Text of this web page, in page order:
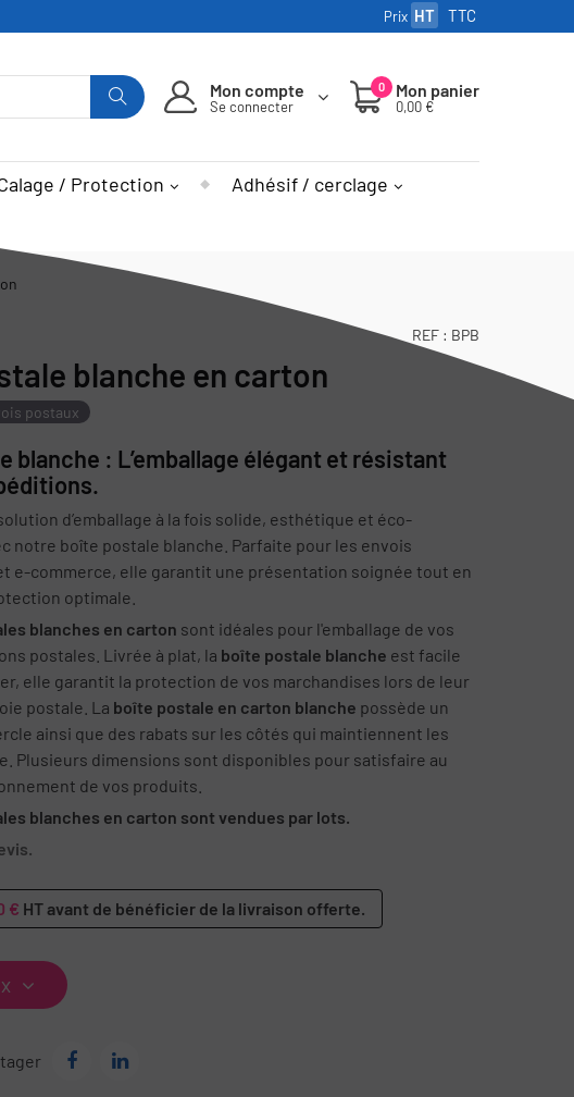
Prix HT TTC
Mon compte
Se connecter
0 Mon panier
0,00 €
/ Protection
Adhésif / cerclage
REF : BPB
blanche en carton
postaux
blanche : L’emballage élégant et résistant
d’emballage à la fois solide, esthétique et éco-
notre boîte postale blanche. Parfaite pour les envois
e-commerce, elle garantit une présentation soignée tout en
optimale.
blanches en carton sont idéales pour l'emballage de vos
postales. Livrée à plat, la boîte postale blanche est facile
elle garantit la protection de vos marchandises lors de leur
postale. La boîte postale en carton blanche possède un
ainsi que des rabats sur les côtés qui maintiennent les
Plusieurs dimensions sont disponibles pour satisfaire au
de vos produits.
blanches en carton sont vendues par lots.
€ HT avant de bénéficier de la livraison offerte.